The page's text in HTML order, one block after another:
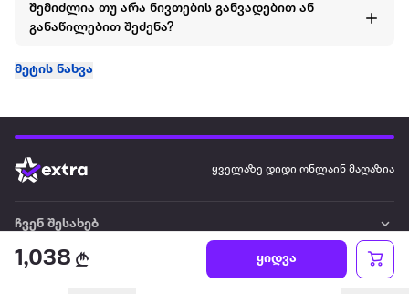
1,038 ყიდვა
შემიძლია თუ არა ნივთების განვადებით ან
განაწილებით შეძენა?
მეტის ნახვა
ყველაზე დიდი ონლაინ მაღაზია
ჩვენ შესახებ
წესები და პირობები